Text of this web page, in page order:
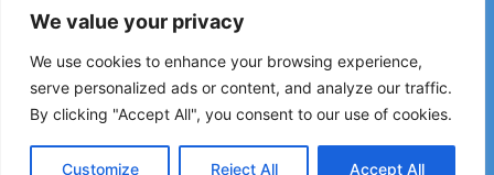
We value your privacy
We use cookies to enhance your browsing experience,
serve personalized ads or content, and analyze our traffic.
By clicking "Accept All", you consent to our use of cookies.
Customize Reject All Accept All
recientes en el Camino?
Avisos sobre albergues cerrados, inundaciones, desvíos,
obras u otros cambios ayudan a mantener la guía
actualizada.
Si puedes, indica la etapa correspondiente.